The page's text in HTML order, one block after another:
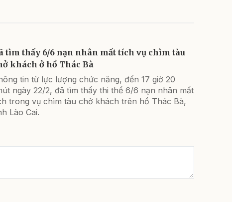
tìm thấy 6/6 nạn nhân mất tích vụ chìm tàu
khách ở hồ Thác Bà
tin từ lực lượng chức năng, đến 17 giờ 20
ngày 22/2, đã tìm thấy thi thể 6/6 nạn nhân mất
trong vụ chìm tàu chở khách trên hồ Thác Bà,
Lào Cai.